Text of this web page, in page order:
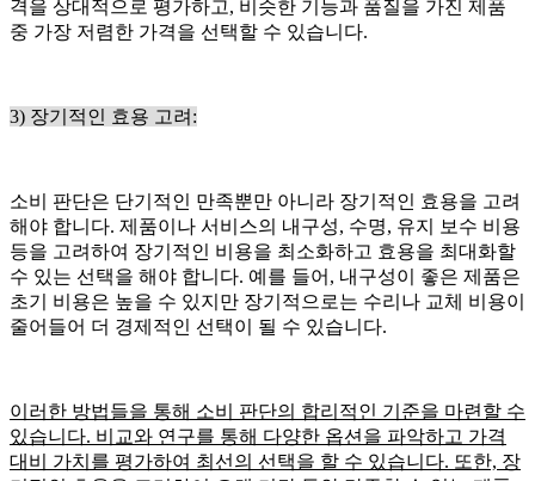
격을 상대적으로 평가하고, 비슷한 기능과 품질을 가진 제품
중 가장 저렴한 가격을 선택할 수 있습니다.
3) 장기적인 효용 고려:
소비 판단은 단기적인 만족뿐만 아니라 장기적인 효용을 고려
해야 합니다. 제품이나 서비스의 내구성, 수명, 유지 보수 비용
등을 고려하여 장기적인 비용을 최소화하고 효용을 최대화할
수 있는 선택을 해야 합니다. 예를 들어, 내구성이 좋은 제품은
초기 비용은 높을 수 있지만 장기적으로는 수리나 교체 비용이
줄어들어 더 경제적인 선택이 될 수 있습니다.
이러한 방법들을 통해 소비 판단의 합리적인 기준을 마련할 수
있습니다. 비교와 연구를 통해 다양한 옵션을 파악하고 가격
대비 가치를 평가하여 최선의 선택을 할 수 있습니다. 또한, 장